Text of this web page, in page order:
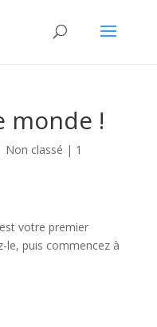
monde !
Non classé | 1
votre premier
le, puis commencez à